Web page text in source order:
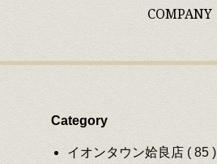
COMPANY
Category
イオンタウン姶良店 ( 85 )